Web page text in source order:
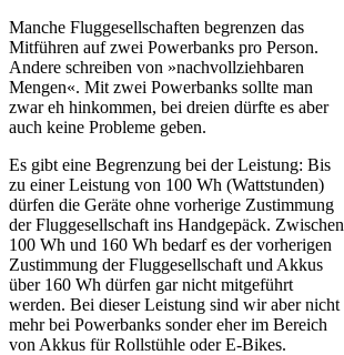
Manche Fluggesellschaften begrenzen das
Mitführen auf zwei Powerbanks pro Person.
Andere schreiben von »nachvollziehbaren
Mengen«. Mit zwei Powerbanks sollte man
zwar eh hinkommen, bei dreien dürfte es aber
auch keine Probleme geben.
Es gibt eine Begrenzung bei der Leistung: Bis
zu einer Leistung von 100 Wh (Wattstunden)
dürfen die Geräte ohne vorherige Zustimmung
der Fluggesellschaft ins Handgepäck. Zwischen
100 Wh und 160 Wh bedarf es der vorherigen
Zustimmung der Fluggesellschaft und Akkus
über 160 Wh dürfen gar nicht mitgeführt
werden. Bei dieser Leistung sind wir aber nicht
mehr bei Powerbanks sonder eher im Bereich
von Akkus für Rollstühle oder E-Bikes.